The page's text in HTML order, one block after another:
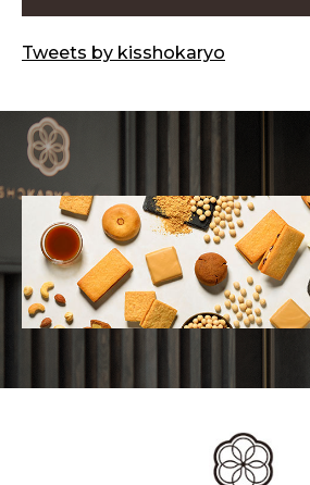
Tweets by kisshokaryo
お知らせ